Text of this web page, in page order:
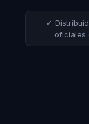
✓
oficiales